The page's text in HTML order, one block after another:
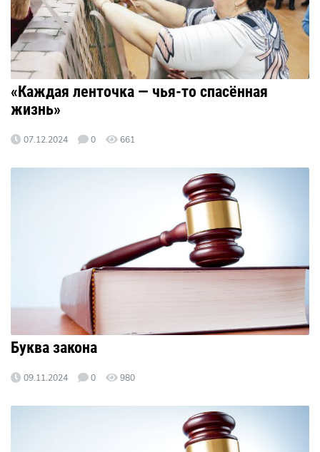
«Каждая ленточка — чья-то спасённая
жизнь»
07.12.2024 0 661
Буква закона
09.11.2024 0 980